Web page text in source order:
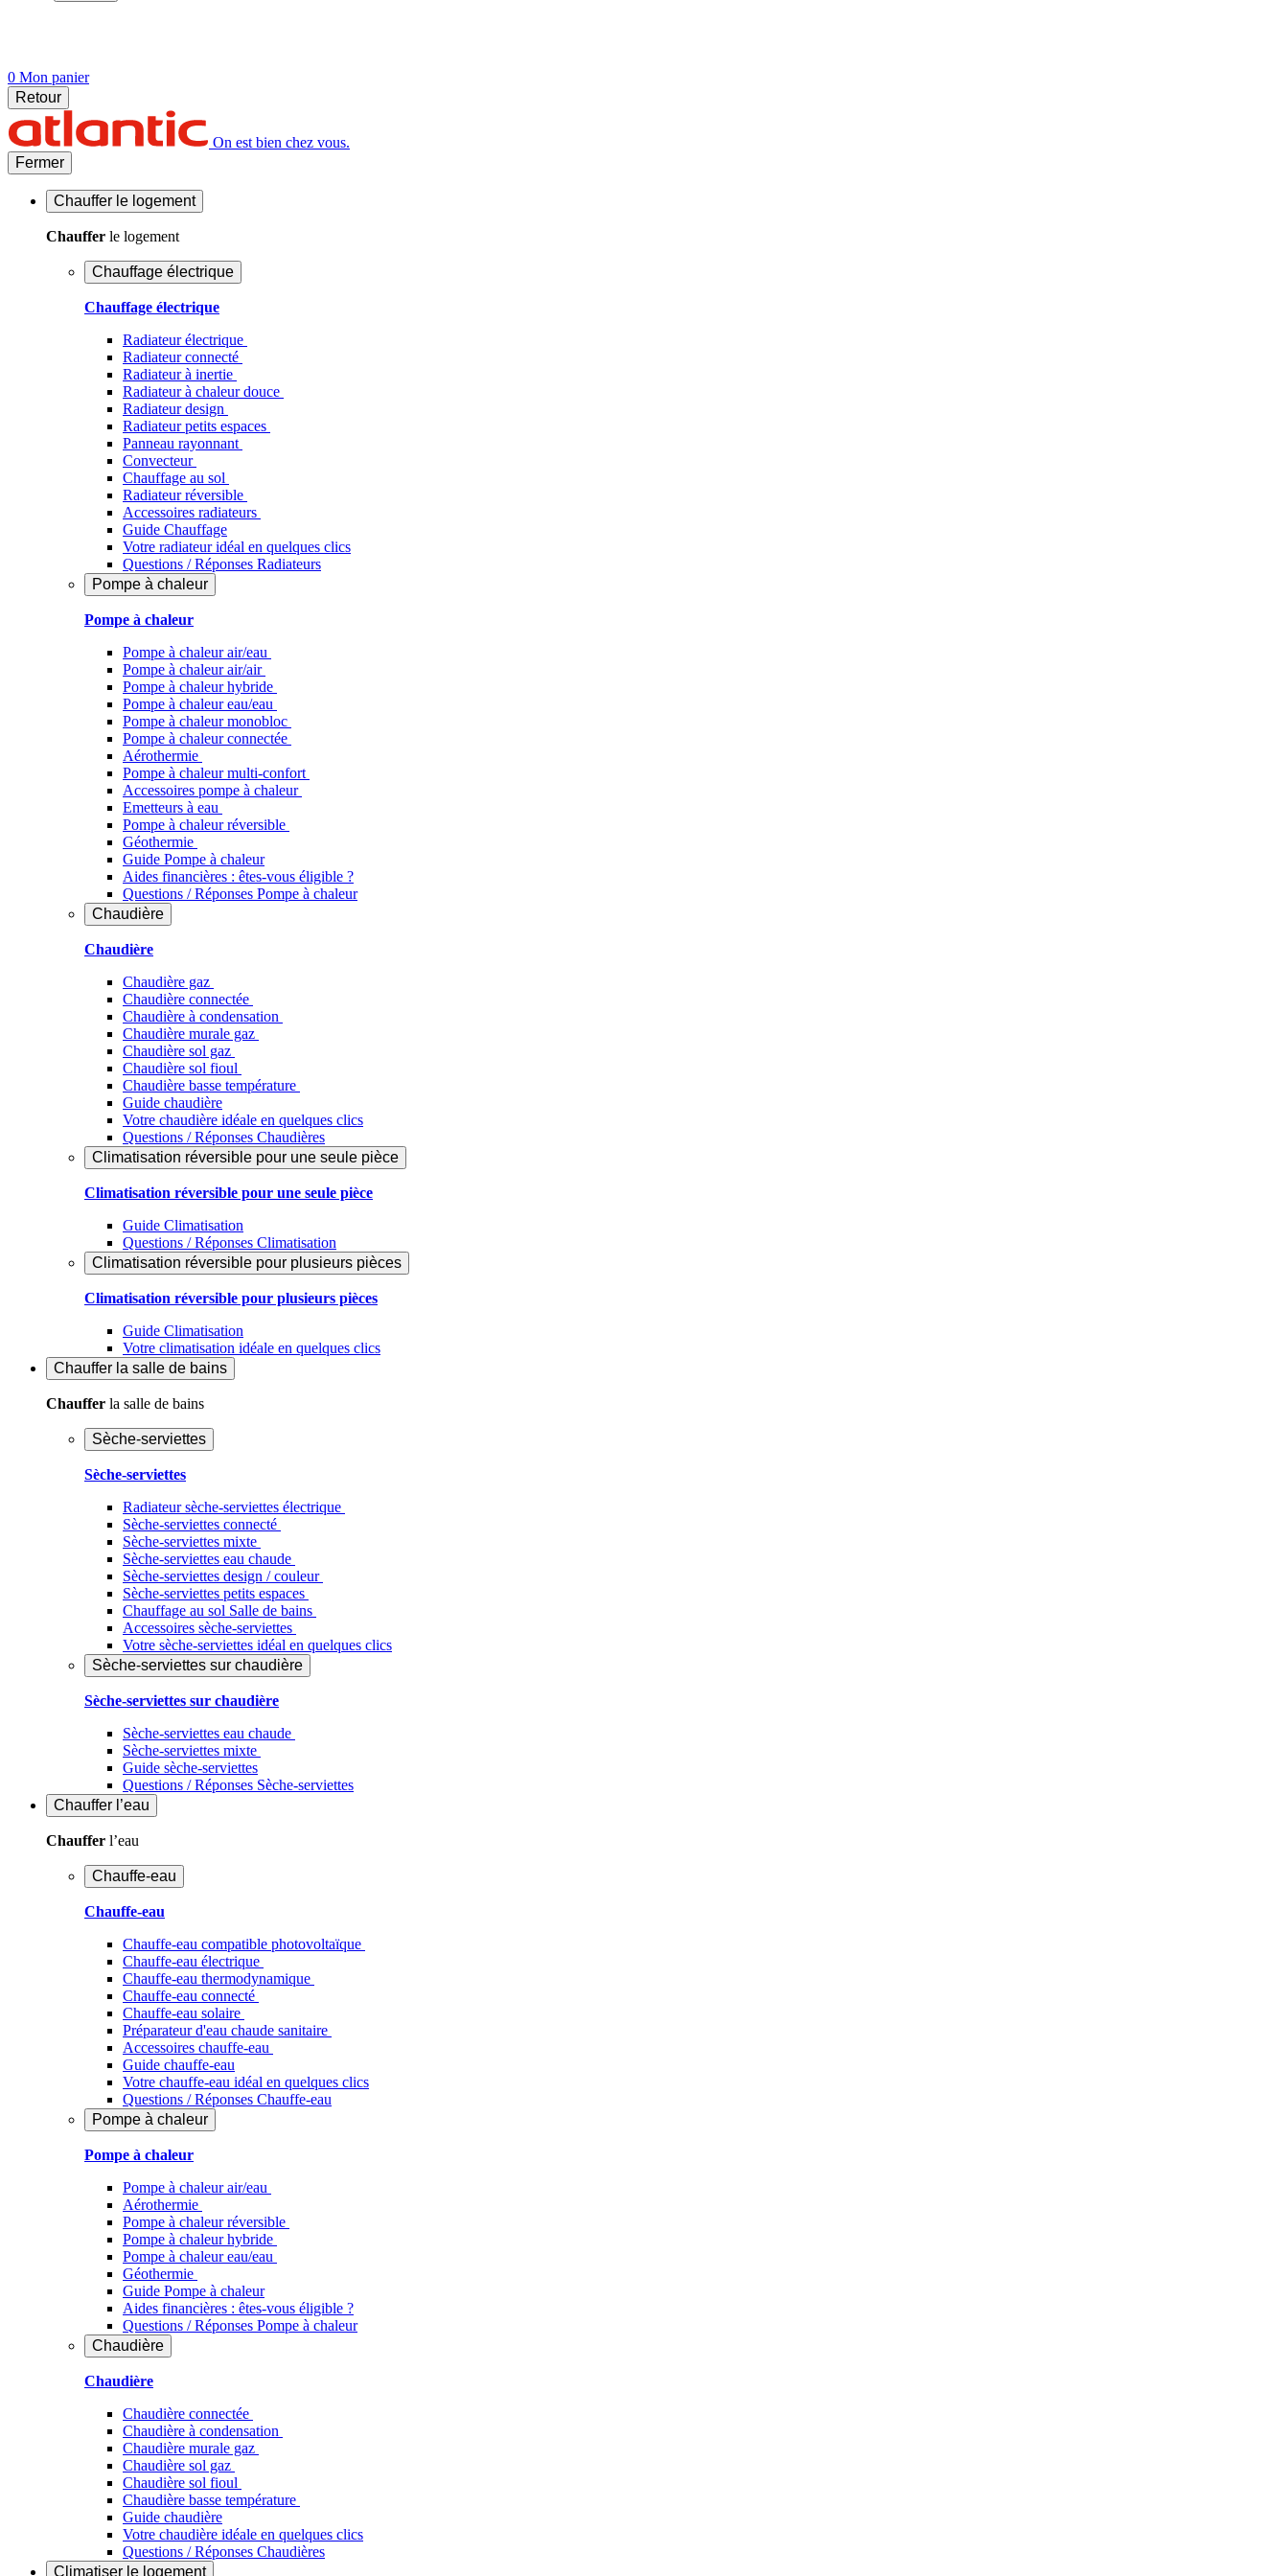
0 Mon panier
Retour
On est bien chez vous.
Fermer
Chauffer le logement
Chauffer le logement
Chauffage électrique
Chauffage électrique
Radiateur électrique
Radiateur connecté
Radiateur à inertie
Radiateur à chaleur douce
Radiateur design
Radiateur petits espaces
Panneau rayonnant
Convecteur
Chauffage au sol
Radiateur réversible
Accessoires radiateurs
Guide Chauffage
Votre radiateur idéal en quelques clics
Questions / Réponses Radiateurs
Pompe à chaleur
Pompe à chaleur
Pompe à chaleur air/eau
Pompe à chaleur air/air
Pompe à chaleur hybride
Pompe à chaleur​ eau/eau
Pompe à chaleur monobloc
Pompe à chaleur connectée
Aérothermie
Pompe à chaleur multi-confort
Accessoires pompe à chaleur
Emetteurs à eau
Pompe à chaleur réversible
Géothermie
Guide Pompe à chaleur
Aides financières : êtes-vous éligible ?
Questions / Réponses Pompe à chaleur
Chaudière
Chaudière
Chaudière gaz
Chaudière connectée
Chaudière à condensation
Chaudière murale gaz
Chaudière sol gaz
Chaudière sol fioul
Chaudière basse température
Guide chaudière
Votre chaudière idéale en quelques clics
Questions / Réponses Chaudières
Climatisation réversible pour une seule pièce
Climatisation réversible pour une seule pièce
Guide Climatisation
Questions / Réponses Climatisation
Climatisation réversible pour plusieurs pièces
Climatisation réversible pour plusieurs pièces
Guide Climatisation
Votre climatisation idéale en quelques clics
Chauffer la salle de bains
Chauffer la salle de bains
Sèche-serviettes
Sèche-serviettes
Radiateur sèche-serviettes électrique
Sèche-serviettes connecté
Sèche-serviettes mixte
Sèche-serviettes eau chaude
Sèche-serviettes design / couleur
Sèche-serviettes petits espaces
Chauffage au sol Salle de bains
Accessoires sèche-serviettes
Votre sèche-serviettes idéal en quelques clics
Sèche-serviettes sur chaudière
Sèche-serviettes sur chaudière
Sèche-serviettes eau chaude
Sèche-serviettes mixte
Guide sèche-serviettes
Questions / Réponses Sèche-serviettes
Chauffer l’eau
Chauffer l’eau
Chauffe-eau
Chauffe-eau
Chauffe-eau compatible photovoltaïque
Chauffe-eau électrique
Chauffe-eau thermodynamique
Chauffe-eau connecté
Chauffe-eau solaire
Préparateur d'eau chaude sanitaire
Accessoires chauffe-eau
Guide chauffe-eau
Votre chauffe-eau idéal en quelques clics
Questions / Réponses Chauffe-eau
Pompe à chaleur
Pompe à chaleur
Pompe à chaleur air/eau
Aérothermie
Pompe à chaleur réversible
Pompe à chaleur hybride
Pompe à chaleur​ eau/eau
Géothermie
Guide Pompe à chaleur
Aides financières : êtes-vous éligible ?
Questions / Réponses Pompe à chaleur
Chaudière
Chaudière
Chaudière connectée
Chaudière à condensation
Chaudière murale gaz
Chaudière sol gaz
Chaudière sol fioul
Chaudière basse température
Guide chaudière
Votre chaudière idéale en quelques clics
Questions / Réponses Chaudières
Climatiser le logement